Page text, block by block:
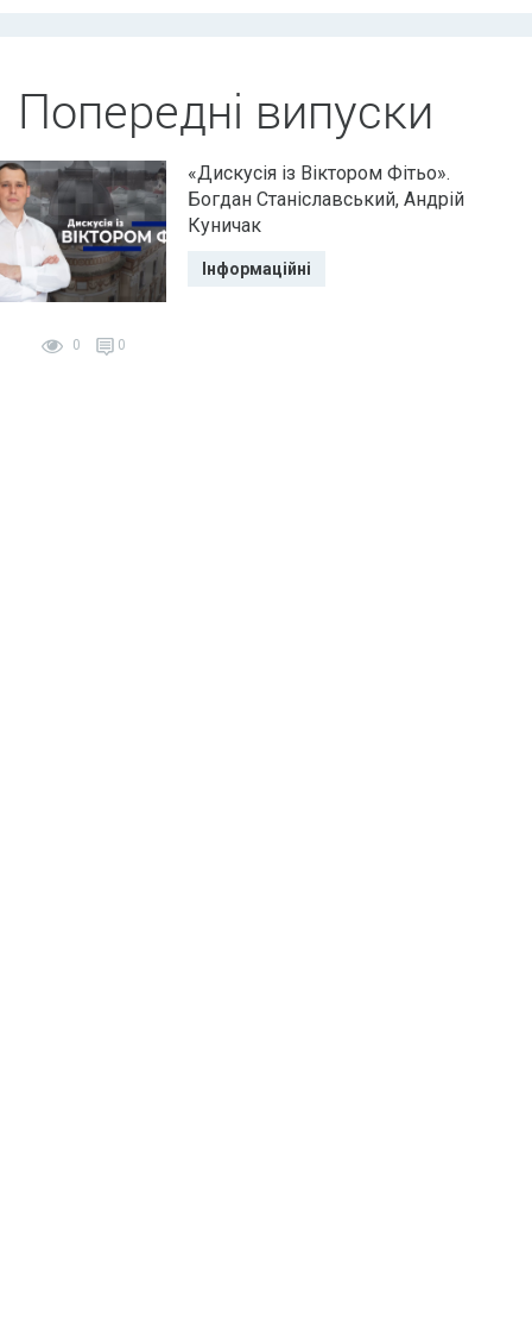
Попередні випуски
0 0
«Дискусія із Віктором Фітьо».
Богдан Станіславський, Андрій
Куничак
Інформаційні